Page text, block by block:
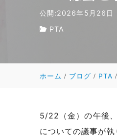
公開:2026年5月26日
PTA
ホーム ブログ PTA
5/22（金）の午後
についての議事が